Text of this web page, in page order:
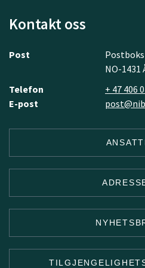
Kontakt oss
Post
Postboks
NO-1431
Telefon
+ 47 406
E-post